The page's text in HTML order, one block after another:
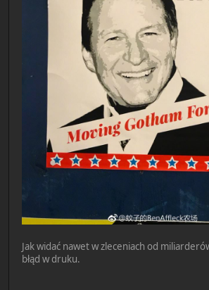
Jak widać nawet w zleceniach od
błąd w druku.